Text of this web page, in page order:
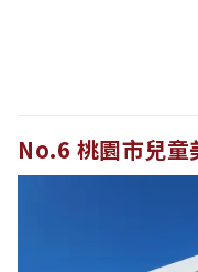
No.6 桃園市兒童